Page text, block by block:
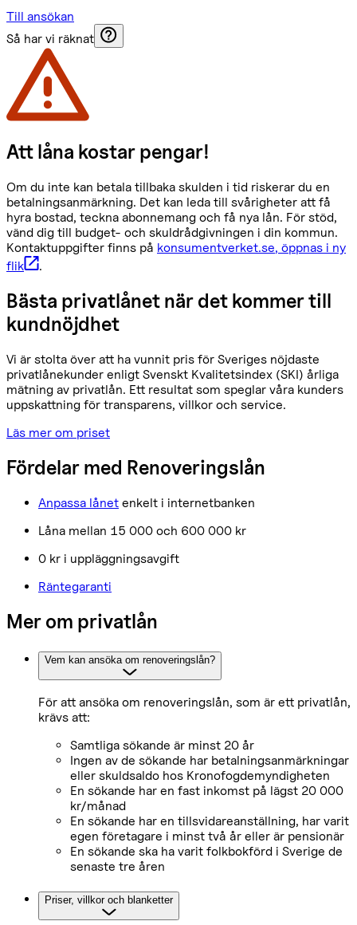
Till ansökan
Så har vi räknat
Att låna kostar pengar!
Om du inte kan betala tillbaka skulden i tid riskerar du en
betalningsanmärkning. Det kan leda till svårigheter att få
hyra bostad, teckna abonnemang och få nya lån. För stöd,
vänd dig till budget- och skuldrådgivningen i din kommun.
Kontaktuppgifter finns på konsumentverket.se, öppnas i ny
flik
.
Bästa privatlånet när det kommer till
kundnöjdhet
Vi är stolta över att ha vunnit pris för Sveriges nöjdaste
privatlånekunder enligt Svenskt Kvalitetsindex (SKI) årliga
mätning av privatlån. Ett resultat som speglar våra kunders
uppskattning för transparens, villkor och service.
Läs mer om priset
Fördelar med Renoveringslån
Anpassa lånet enkelt i internetbanken
Låna mellan 15 000 och 600 000 kr
0 kr i uppläggningsavgift
Räntegaranti
Mer om privatlån
Vem kan ansöka om renoveringslån?
För att ansöka om renoveringslån, som är ett privatlån,
krävs att:
Samtliga sökande är minst 20 år
Ingen av de sökande har betalningsanmärkningar
eller skuldsaldo hos Kronofogdemyndigheten
En sökande har en fast inkomst på lägst 20 000
kr/månad
En sökande har en tillsvidareanställning, har varit
egen företagare i minst två år eller är pensionär
En sökande ska ha varit folkbokförd i Sverige de
senaste tre åren
Priser, villkor och blanketter